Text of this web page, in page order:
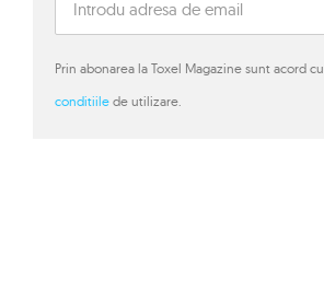
Prin abonarea la Toxel Magazine sunt acord cu
conditiile de utilizare.